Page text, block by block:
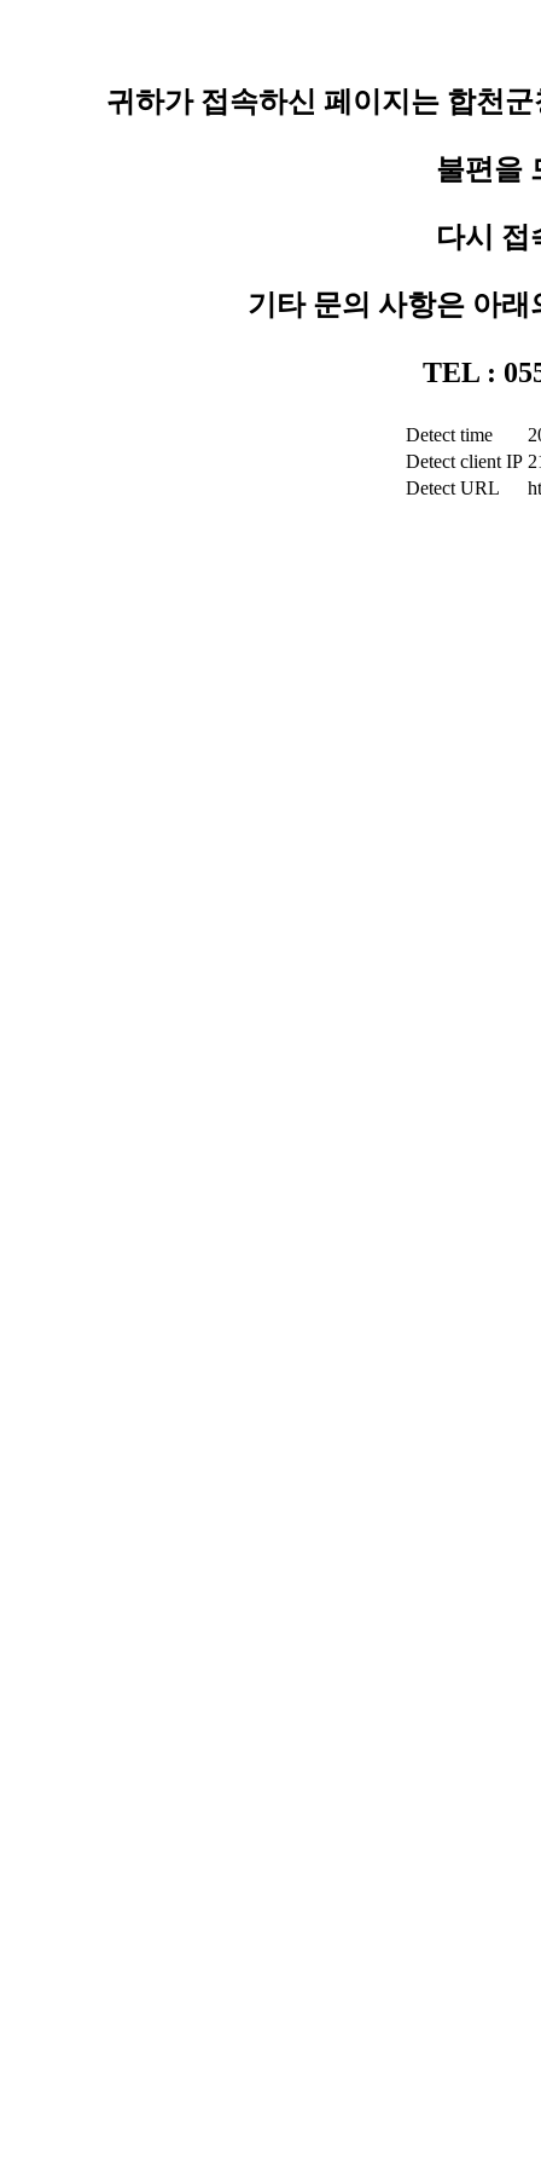
귀하가 접속하신 페이지는 합천
불편을
다시 접
기타 문의 사항은 아
TEL :
Detect time
Detect client IP
Detect URL